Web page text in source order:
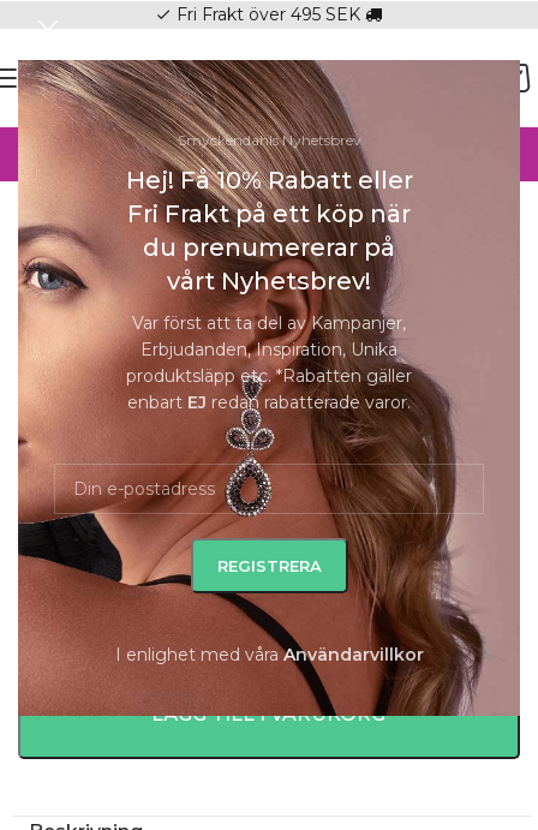
Smyckendahls Nyhetsbrev
Hej! Få 10% Rabatt eller
Fri Frakt på ett köp när
du prenumererar på
vårt Nyhetsbrev!
Var först att ta del av Kampanjer,
Erbjudanden, Inspiration, Unika
produktsläpp etc. *Rabatten gäller
enbart EJ redan rabatterade varor.
I enlighet med våraAnvändarvillkor
check Fri Frakt över 495 SEK
SOMMAR-REA HOS SMYCKENDAHLS,
UPP TILL 25%
Smycken för barn
Förstora
NOA Kids Jewellery
Rhodinerade silverörhängen fjäril med
rosa kristall
300kr
Beställningsvara 5-8 dagar.
Beställningsvara 5-8 dagar.
-
LÄGG TILL I VARUKORG